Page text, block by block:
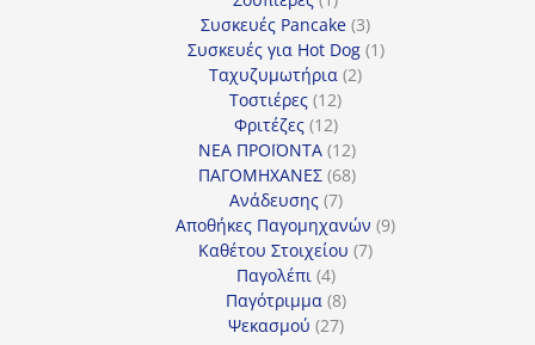
προϊόν
Συσκευές Pancake 33
προϊόντα
Συσκευές για Hot Dog 11
Ταχυζυμωτήρια 22
Τοστιέρες 1212
προϊόντα
Φριτέζες 1212
προϊόντα
ΝΕΑ ΠΡΟΪΟΝΤΑ 1212
προϊόντα
ΠΑΓΟΜΗΧΑΝΕΣ 6868
Ανάδευσης 77
προϊόντα
Αποθήκες Παγομηχανών 99
Καθέτου Στοιχείου 77
Παγολέπι 44
προϊόντα
Παγότριμμα 88
προϊόντα
Ψεκασμού 2727